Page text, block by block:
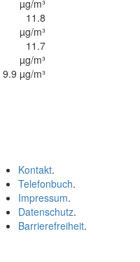
µg/m³
11.8
µg/m³
11.7
µg/m³
9.9 µg/m³
Kontakt.
Telefonbuch.
Impressum.
Datenschutz.
Barrierefreiheit.